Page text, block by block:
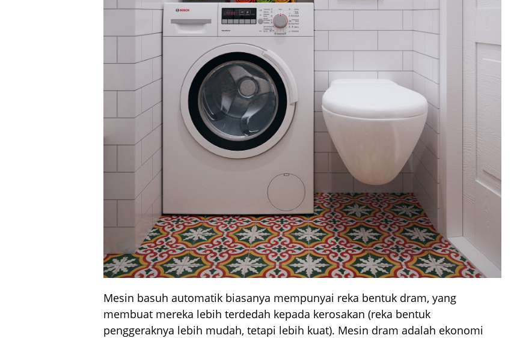
Mesin basuh automatik biasanya mempunyai reka bentuk dram, yang
membuat mereka lebih terdedah kepada kerosakan (reka bentuk
penggeraknya lebih mudah, tetapi lebih kuat). Mesin dram adalah ekonomi